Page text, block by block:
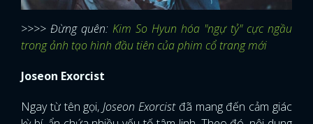
>>>> Đừng quên: Kim So Hyun hóa "ngự tỷ" cực ngầu
trong ảnh tạo hình đầu tiên của phim cổ trang mới
Joseon Exorcist
Ngay từ tên gọi,Joseon Exorcist đã mang đến cảm giác